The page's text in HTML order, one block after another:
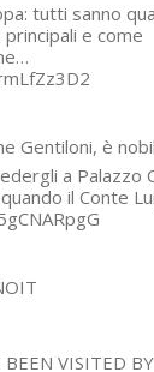
tutti sanno
e come
Gentiloni, è
a Palazzo
il Conte
BEEN VISITED